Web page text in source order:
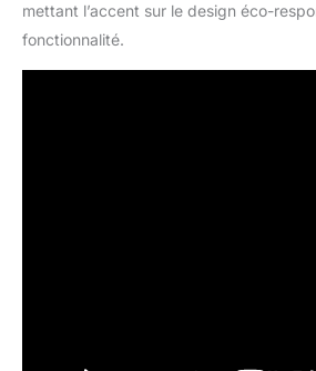
mettant l’accent sur le design éco-
fonctionnalité.